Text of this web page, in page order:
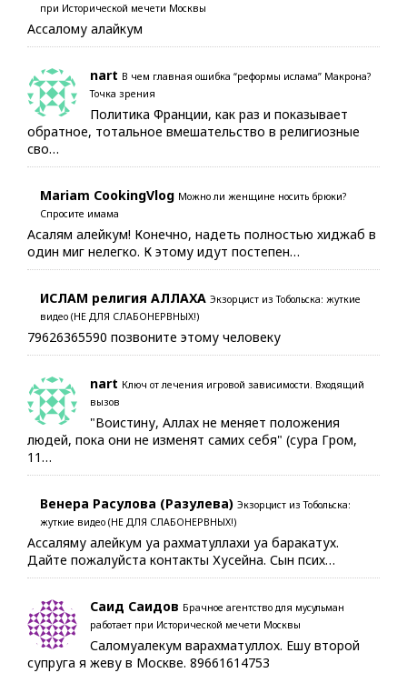
при Исторической мечети Москвы
Ассалому алайкум
nart В чем главная ошибка “реформы ислама” Макрона?
Точка зрения
Политика Франции, как раз и показывает
обратное, тотальное вмешательство в религиозные
сво…
Mariam CookingVlog Можно ли женщине носить брюки?
Спросите имама
Асалям алейкум! Конечно, надеть полностью хиджаб в
один миг нелегко. К этому идут постепен…
ИСЛАМ религия АЛЛАХА Экзорцист из Тобольска: жуткие
видео (НЕ ДЛЯ СЛАБОНЕРВНЫХ!)
79626365590 позвоните этому человеку
nart Ключ от лечения игровой зависимости. Входящий
вызов
"Воистину, Аллах не меняет положения
людей, пока они не изменят самих себя" (сура Гром,
11…
Венера Расулова (Разулева) Экзорцист из Тобольска:
жуткие видео (НЕ ДЛЯ СЛАБОНЕРВНЫХ!)
Ассаляму алейкум уа рахматуллахи уа баракатух.
Дайте пожалуйста контакты Хусейна. Сын псих…
Саид Саидов Брачное агентство для мусульман
работает при Исторической мечети Москвы
Саломуалекум варахматуллох. Ешу второй
супруга я жеву в Москве. 89661614753